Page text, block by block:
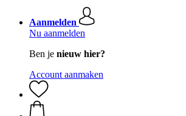
Aanmelden
Nu aanmelden
Ben je nieuw hier?
Account aanmaken